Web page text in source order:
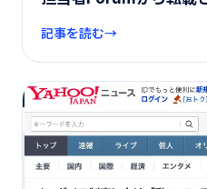
記事を読む